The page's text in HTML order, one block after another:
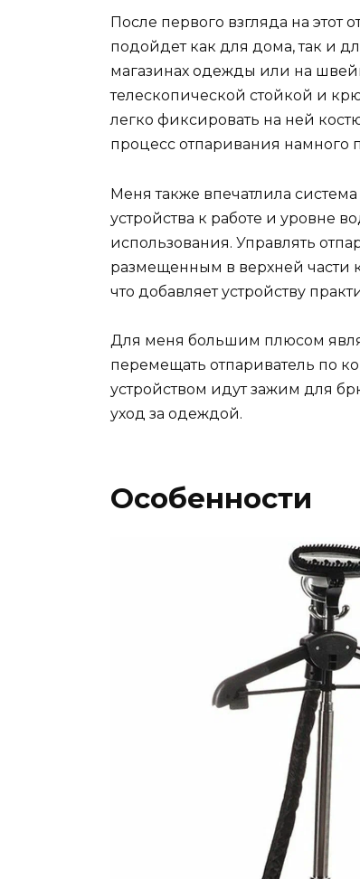
После первого взгляда на этот
подойдет как для дома, так и
магазинах одежды или на
телескопической стойкой и
легко фиксировать на ней
процесс отпаривания намного
Меня также впечатлила
устройства к работе и уровне
использования. Управлять
размещенным в верхней части
что добавляет устройству
Для меня большим плюсом
перемещать отпариватель по
устройством идут зажим для
уход за одеждой.
Особенности